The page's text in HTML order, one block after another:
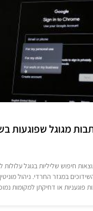
מגוגל שפוגעות
חיפוש שליליות בגוגל עלולות
במגזר החרדי. ניהול
או דחיקתן למקומות